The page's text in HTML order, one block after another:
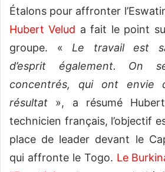
Étalons pour affronter
Hubert Velud a fait le point
groupe. « Le travail est
d’esprit également. On
concentrés, qui ont envie
résultat », a résumé
technicien français, l’objectif
place de leader devant le
qui affronte le Togo. Le